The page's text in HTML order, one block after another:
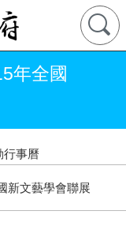
年全國
行事曆
新文藝學會聯展